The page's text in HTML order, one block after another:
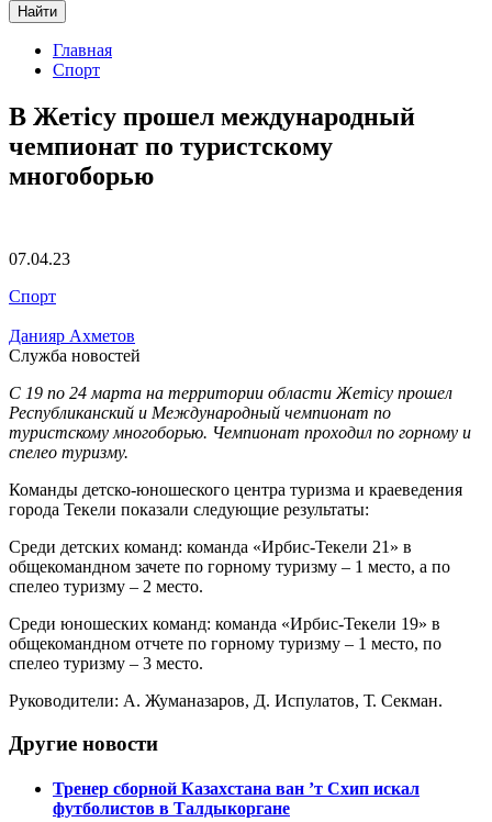
Найти
Главная
Спорт
В Жетісу прошел международный
чемпионат по туристскому
многоборью
07.04.23
Спорт
Данияр Ахметов
Служба новостей
С 19 по 24 марта на территории области Жетісу прошел
Республиканский и Международный чемпионат по
туристскому многоборью. Чемпионат проходил по горному и
спелео туризму.
Команды детско-юношеского центра туризма и краеведения
города Текели показали следующие результаты:
Среди детских команд: команда «Ирбис-Текели 21» в
общекомандном зачете по горному туризму – 1 место, а по
спелео туризму – 2 место.
Среди юношеских команд: команда «Ирбис-Текели 19» в
общекомандном отчете по горному туризму – 1 место, по
спелео туризму – 3 место.
Руководители: А. Жуманазаров, Д. Испулатов, Т. Секман.
Другие новости
Тренер сборной Казахстана ван ’т Схип искал
футболистов в Талдыкоргане